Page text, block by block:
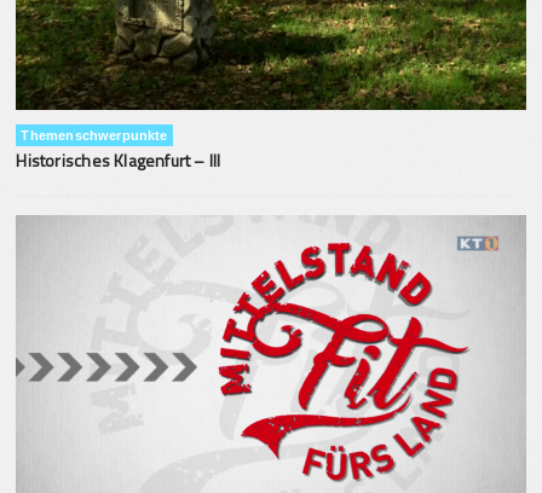
Themenschwerpunkte
Historisches Klagenfurt – III